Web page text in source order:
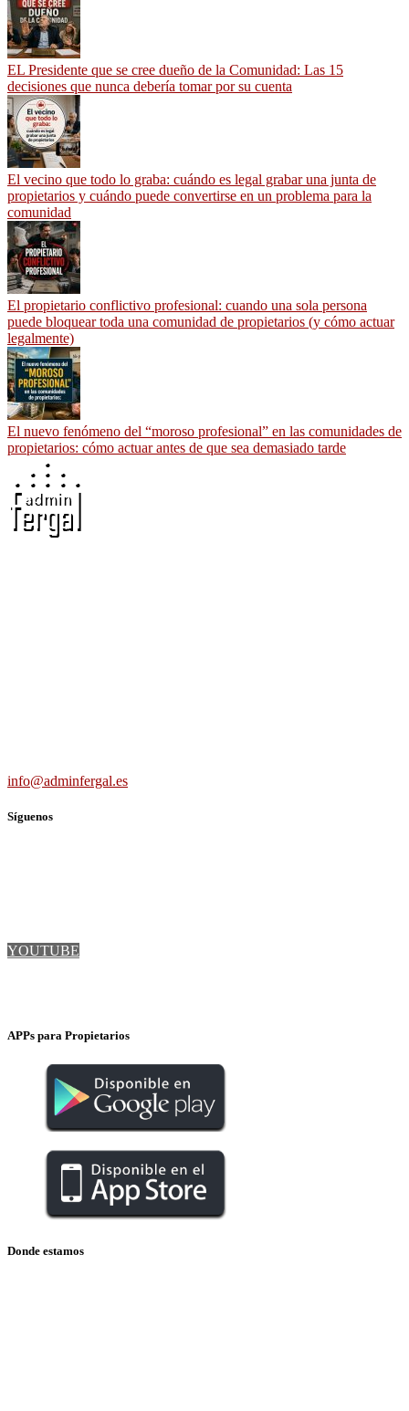
EL Presidente que se cree dueño de la Comunidad: Las 15
decisiones que nunca debería tomar por su cuenta
El vecino que todo lo graba: cuándo es legal grabar una junta de
propietarios y cuándo puede convertirse en un problema para la
comunidad
El propietario conflictivo profesional: cuando una sola persona
puede bloquear toda una comunidad de propietarios (y cómo actuar
legalmente)
El nuevo fenómeno del “moroso profesional” en las comunidades de
propietarios: cómo actuar antes de que sea demasiado tarde
info@adminfergal.es
Síguenos
YOUTUBE
APPs para Propietarios
Donde estamos